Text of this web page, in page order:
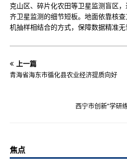
克山区、碎片化农田等卫星监测盲区
齐卫星监测的细节短板。地面依靠核
机抽样相结合的方式，保障数据精准无
上一篇
青海省海东市循化县农业经济提质向好
西宁市创新“学研
焦点